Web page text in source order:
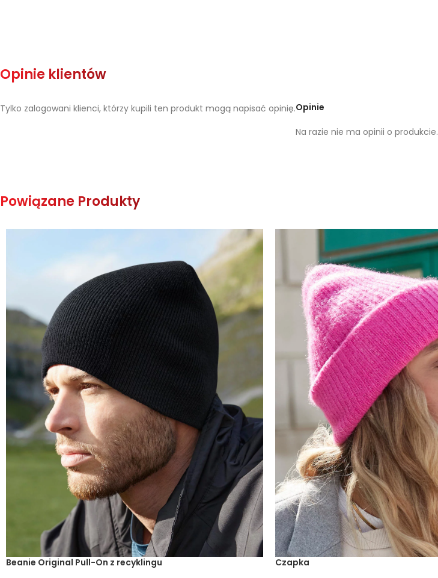
Opinie klientów
Opinie
Na razie nie ma opinii o produkcie.
Tylko zalogowani klienci, którzy kupili ten produkt mogą napisać opinię.
Powiązane Produkty
Beanie Original Pull-On z recyklingu Czapka